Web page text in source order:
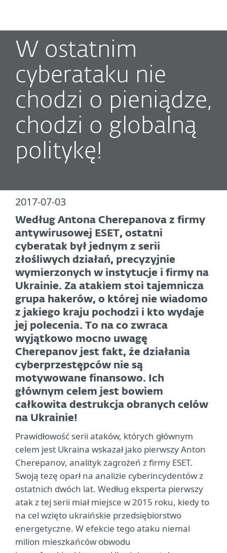
W ostatnim
cyberataku nie
chodzi o pieniądze,
chodzi o globalną
politykę!
2017-07-03
Według Antona Cherepanova z firmy
antywirusowej ESET, ostatni
cyberatak był jednym z serii
złośliwych działań, precyzyjnie
wymierzonych w instytucje i firmy na
Ukrainie. Za atakiem stoi tajemnicza
grupa hakerów, o której nie wiadomo
z jakiego kraju pochodzi i kto wydaje
jej polecenia. To na co zwraca
wyjątkowo mocno uwagę
Cherepanov jest fakt, że działania
cyberprzestępców nie są
motywowane finansowo. Ich
głównym celem jest bowiem
całkowita destrukcja obranych celów
na Ukrainie!
Prawidłowość serii ataków, których głównym
celem jest Ukraina wskazał jako pierwszy Anton
Cherepanov, analityk zagrożeń z firmy ESET.
Swoją tezę oparł na analizie cyberincydentów z
ostatnich dwóch lat. Według eksperta pierwszy
atak z tej serii miał miejsce w 2015 roku, kiedy to
na cel wzięto ukraińskie przedsiębiorstwo
energetyczne. W efekcie tego ataku niemal
milion mieszkańców obwodu